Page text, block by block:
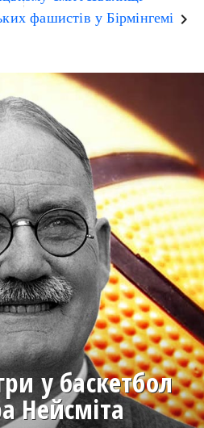
фашистів у Бірмінгемі keyboard_arrow_right
у баскетбол
Нейсміта